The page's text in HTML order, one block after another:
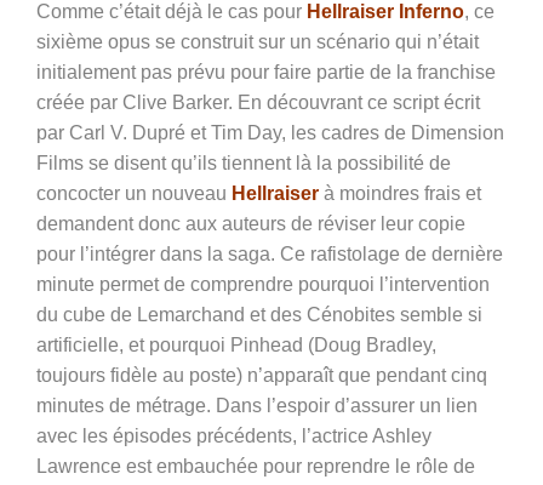
Comme c’était déjà le cas pour Hellraiser Inferno, ce
sixième opus se construit sur un scénario qui n’était
initialement pas prévu pour faire partie de la franchise
créée par Clive Barker. En découvrant ce script écrit
par Carl V. Dupré et Tim Day, les cadres de Dimension
Films se disent qu’ils tiennent là la possibilité de
concocter un nouveau Hellraiser à moindres frais et
demandent donc aux auteurs de réviser leur copie
pour l’intégrer dans la saga. Ce rafistolage de dernière
minute permet de comprendre pourquoi l’intervention
du cube de Lemarchand et des Cénobites semble si
artificielle, et pourquoi Pinhead (Doug Bradley,
toujours fidèle au poste) n’apparaît que pendant cinq
minutes de métrage. Dans l’espoir d’assurer un lien
avec les épisodes précédents, l’actrice Ashley
Lawrence est embauchée pour reprendre le rôle de